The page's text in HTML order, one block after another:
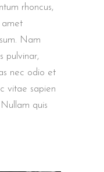
rhoncus,
amet
Nam
pulvinar,
nec odio et
vitae sapien
quis